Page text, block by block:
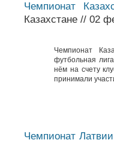
Чемпионат
Казахстане // 02
Чемпионат
футбольная
нём на счету
принимали
Чемпионат